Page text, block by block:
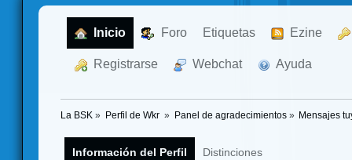
Inicio Foro Etiquetas Ezine
Registrarse Webchat Ayuda
La BSK » Perfil de Wkr » Panel de agradecimientos» Mensajes
Información del Perfil Distinciones